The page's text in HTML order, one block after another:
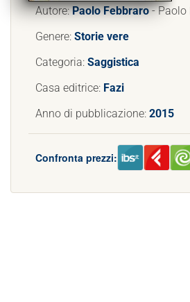
Autore:Paolo Febbraro- Paolo
Genere: Storie vere
Categoria: Saggistica
Casa editrice: Fazi
Anno di pubblicazione: 2015
Confronta prezzi: